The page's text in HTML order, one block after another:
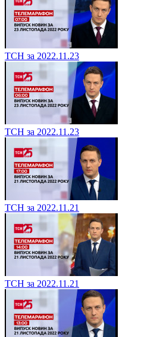
ТСН за 2022.11.23
ТСН за 2022.11.23
ТСН за 2022.11.21
ТСН за 2022.11.21